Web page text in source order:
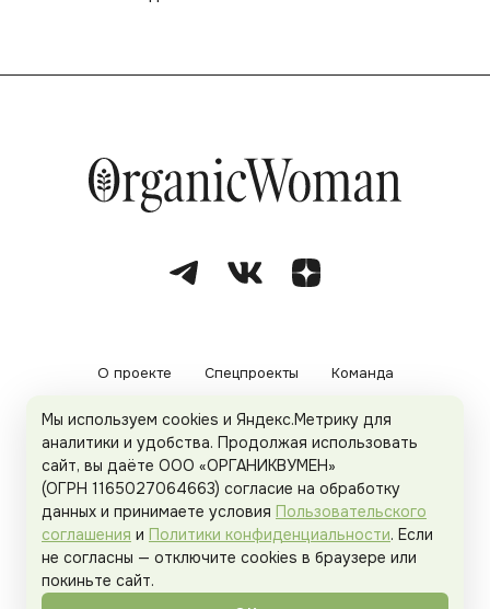
О проекте Спецпроекты Команда
Рекламодателям Политика конфиденциальности
Пользовательское соглашение
Organicwoman.ru . Все права защищены.
Мы используем cookies и Яндекс.Метрику для
аналитики и удобства. Продолжая использовать
сайт, вы даёте ООО «ОРГАНИКВУМЕН»
(ОГРН 1165027064663) согласие на обработку
данных и принимаете условия Пользовательского
соглашения и Политики конфиденциальности. Если
не согласны — отключите cookies в браузере или
покиньте сайт.